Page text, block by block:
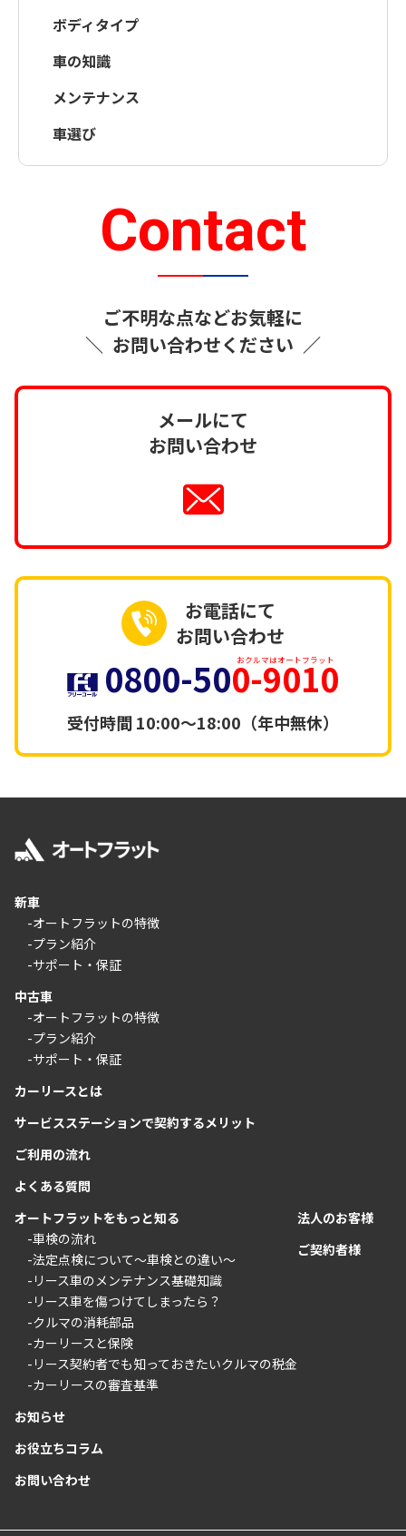
ボディタイプ
車の知識
メンテナンス
車選び
Contact
＼
ご不明な点などお気軽に
お問い合わせください ／
メールにて
お問い合わせ
お電話にて
お問い合わせ
0800-500-9010
おクルマはオートフラット
受付時間10:00～18:00（年中無休）
新車
-オートフラットの特徴
-プラン紹介
-サポート・保証
中古車
-オートフラットの特徴
-プラン紹介
-サポート・保証
カーリースとは
サービスステーションで契約するメリット
ご利用の流れ
よくある質問
オートフラットをもっと知る
-車検の流れ
-法定点検について〜車検との違い〜
-リース車のメンテナンス基礎知識
-リース車を傷つけてしまったら？
-クルマの消耗部品
-カーリースと保険
-リース契約者でも知っておきたいクルマの税金
-カーリースの審査基準
お知らせ
お役立ちコラム
お問い合わせ
法人のお客様
ご契約者様